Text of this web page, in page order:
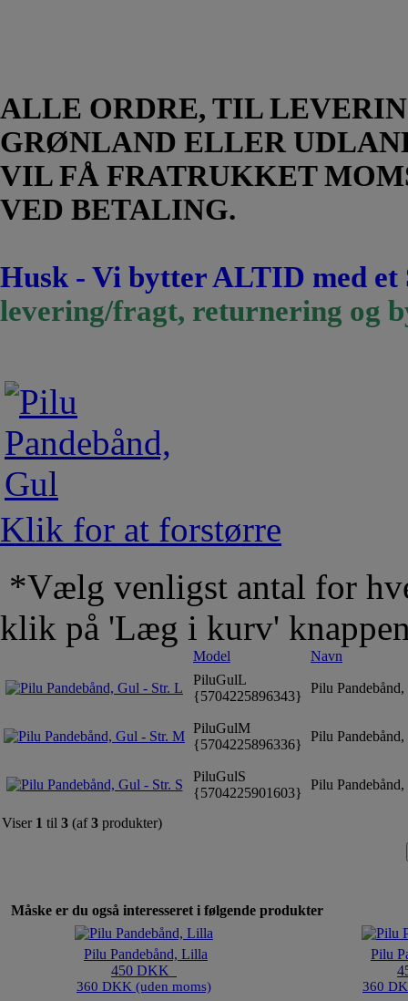
ALLE ORDRE, TIL
GRØNLAND ELLER
VIL FÅ FRATRUKKET
VED BETALING.
Husk - Vi bytter ALTID med
levering/fragt, returnering og
Klik for at forstørre
*Vælg venligst antal for
klik på 'Læg i kurv'
Model
Navn
PiluGulL
{5704225896343}
Pilu
PiluGulM
{5704225896336}
Pilu
PiluGulS
{5704225901603}
Pilu
Viser 1 til 3 (af3 produkter)
Måske er du også interesseret i følgende produkter
Pilu Pandebånd, Lilla
450 DKK
360 DKK (uden moms)
Pilu
360